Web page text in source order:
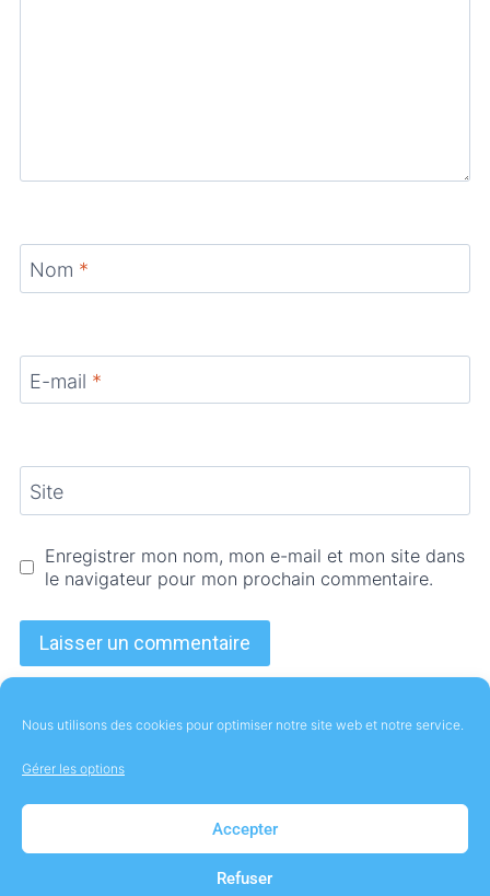
Nous utilisons des cookies pour optimiser notre site web et notre service.
Gérer les options
Accepter
Refuser
Nom *
E-mail *
Site
Enregistrer mon nom, mon e-mail et mon site dans
le navigateur pour mon prochain commentaire.
À Propos Contact
Mentions Légales
Politique de cookies (UE)